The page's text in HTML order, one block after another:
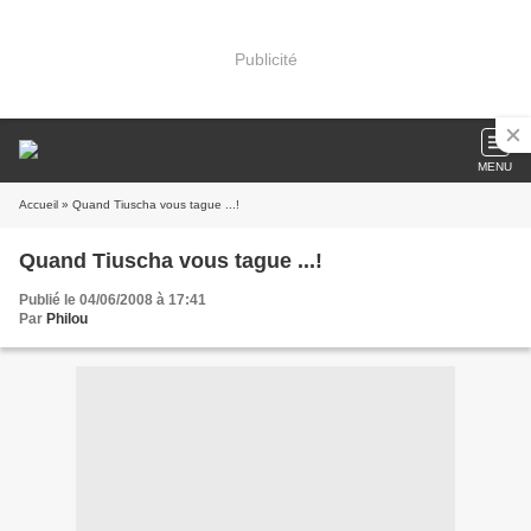
Publicité
MENU
Accueil » Quand Tiuscha vous tague ...!
Quand Tiuscha vous tague ...!
Publié le 04/06/2008 à 17:41
Par Philou